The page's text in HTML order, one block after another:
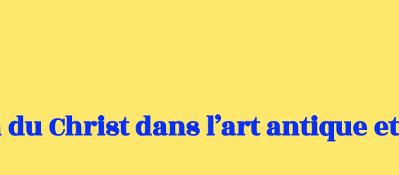
du Christ dans l’art antique et